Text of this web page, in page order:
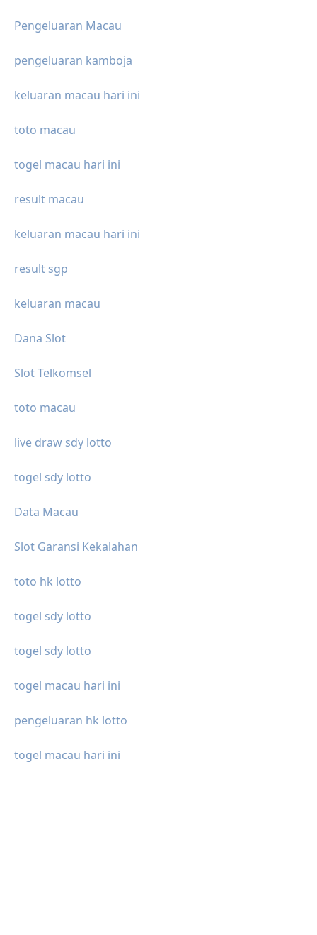
Pengeluaran Macau
pengeluaran kamboja
keluaran macau hari ini
toto macau
togel macau hari ini
result macau
keluaran macau hari ini
result sgp
keluaran macau
Dana Slot
Slot Telkomsel
toto macau
live draw sdy lotto
togel sdy lotto
Data Macau
Slot Garansi Kekalahan
toto hk lotto
togel sdy lotto
togel sdy lotto
togel macau hari ini
pengeluaran hk lotto
togel macau hari ini